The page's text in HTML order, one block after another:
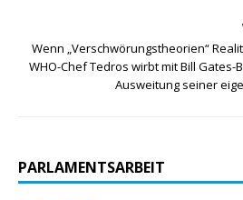
Wenn „Verschwörungstheorien“
WHO-Chef Tedros wirbt mit Bill Gates-
Ausweitung seiner
PARLAMENTSARBEIT